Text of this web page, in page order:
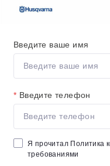
Введите ваше имя
* Введите телефон
Я прочитал Политика
требованиями